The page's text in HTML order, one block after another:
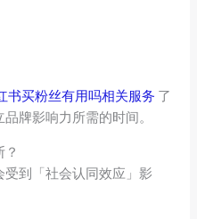
书买粉丝有用吗相关服务 了
牌影响力所需的时间。
到「社会认同效应」影